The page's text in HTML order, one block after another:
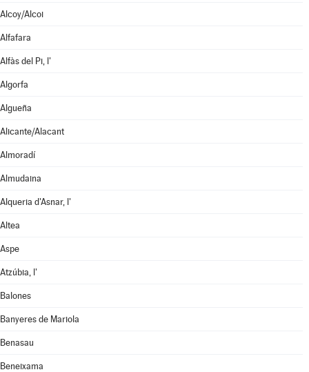
Alcoy/Alcoi
Alfafara
Alfàs del Pi, l'
Algorfa
Algueña
Alicante/Alacant
Almoradí
Almudaina
Alqueria d'Asnar, l'
Altea
Aspe
Atzúbia, l'
Balones
Banyeres de Mariola
Benasau
Beneixama